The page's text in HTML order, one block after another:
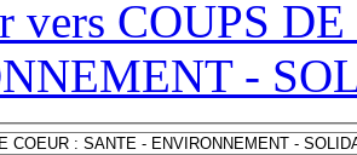
vers COUPS
-